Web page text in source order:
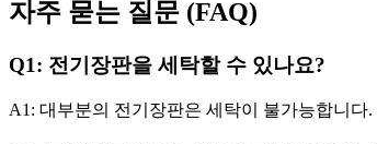
자주 묻는 질문 (FAQ)
Q1: 전기장판을 세탁할 수 있나요?
A1: 대부분의 전기장판은 세탁이 불가능합니